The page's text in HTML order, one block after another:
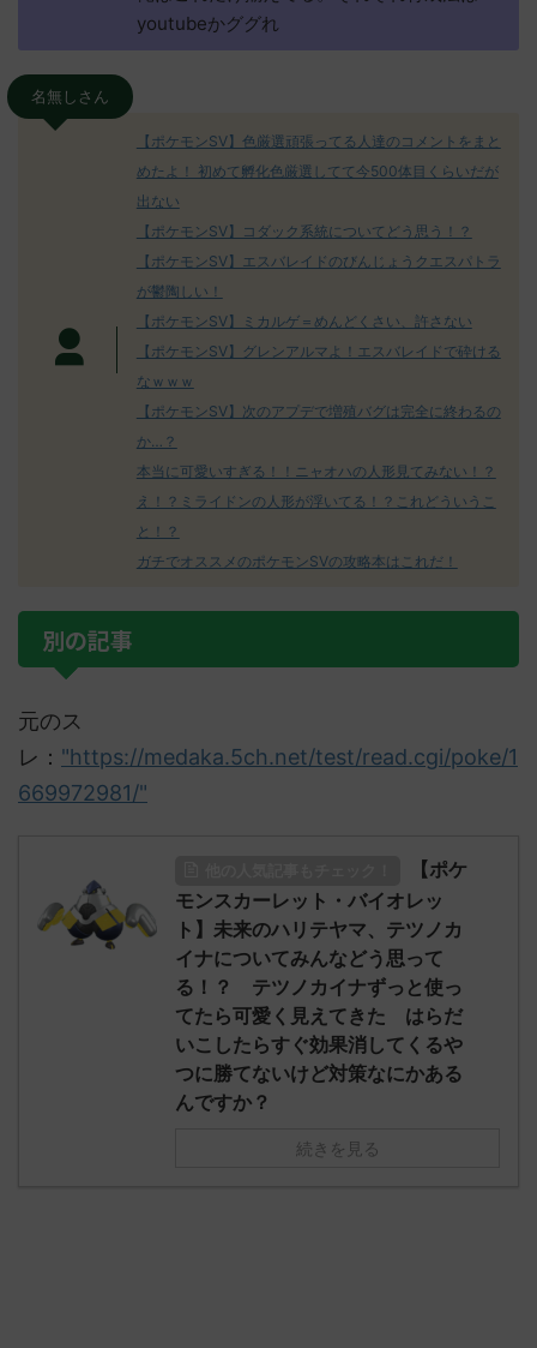
youtubeかググれ
名無しさん
【ポケモンSV】色厳選頑張ってる人達のコメントをまと
めたよ！ 初めて孵化色厳選してて今500体目くらいだが
出ない
【ポケモンSV】コダック系統についてどう思う！？
【ポケモンSV】エスバレイドのびんじょうクエスパトラ
が鬱陶しい！
【ポケモンSV】ミカルゲ＝めんどくさい、許さない
【ポケモンSV】グレンアルマよ！エスバレイドで砕ける
なｗｗｗ
【ポケモンSV】次のアプデで増殖バグは完全に終わるの
か…？
本当に可愛いすぎる！！ニャオハの人形見てみない！？
え！？ミライドンの人形が浮いてる！？これどういうこ
と！？
ガチでオススメのポケモンSVの攻略本はこれだ！
別の記事
元のス
レ： "https://medaka.5ch.net/test/read.cgi/poke/1
669972981/"
【ポケ
モンスカーレット・バイオレッ
ト】未来のハリテヤマ、テツノカ
イナについてみんなどう思って
る！？ テツノカイナずっと使っ
てたら可愛く見えてきた はらだ
いこしたらすぐ効果消してくるや
つに勝てないけど対策なにかある
んですか？
続きを見る